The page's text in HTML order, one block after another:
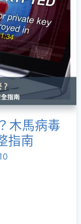
木馬病毒
指南